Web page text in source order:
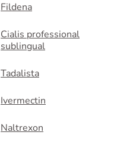
Fildena
Cialis professional
sublingual
Tadalista
Ivermectin
Naltrexon